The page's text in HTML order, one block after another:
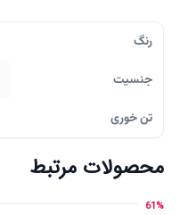
رنگ
جنسیت
تن خوری
محصولات مرتبط
61%